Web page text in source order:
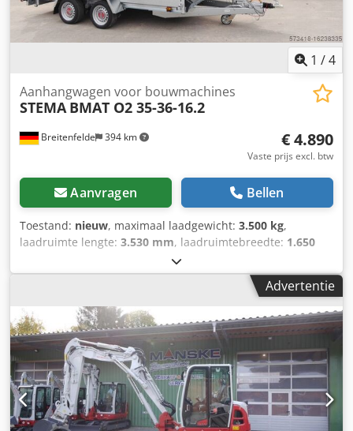
1 /4
Breitenfelde 394 km
Aanhangwagen voor bouwmachines
STEMA BMAT O2 35-36-16.2
€ 4.890
Vaste prijs excl. btw
Aanvragen Bellen
Toestand: nieuw, maximaal laadgewicht: 3.500 kg,
laadruimte lengte: 3.530 mm, laadruimtebreedte: 1.650
, Bouwjaar:
totaalgewicht: 3500 kg Laadvermogen: 2775 kg, Bruikbare
oppervlakte: 3,53m x 1,65m, Buitenafmetingen: 5,53m x
2,29m, 13 inch banden, geremd, dubbele as, Opstaande
zijkanten: ca. 20 cm, automatisch jockeywiel, schokdemper,
Dsdpfxsttv D Uo Aqleck gewicht: 725 kg, 100 km/u met
aparte baksteun Optionele accessoires: Achterbord tegen
een prijs van € 160,00 / netto plus 19% BTW
Advertentie